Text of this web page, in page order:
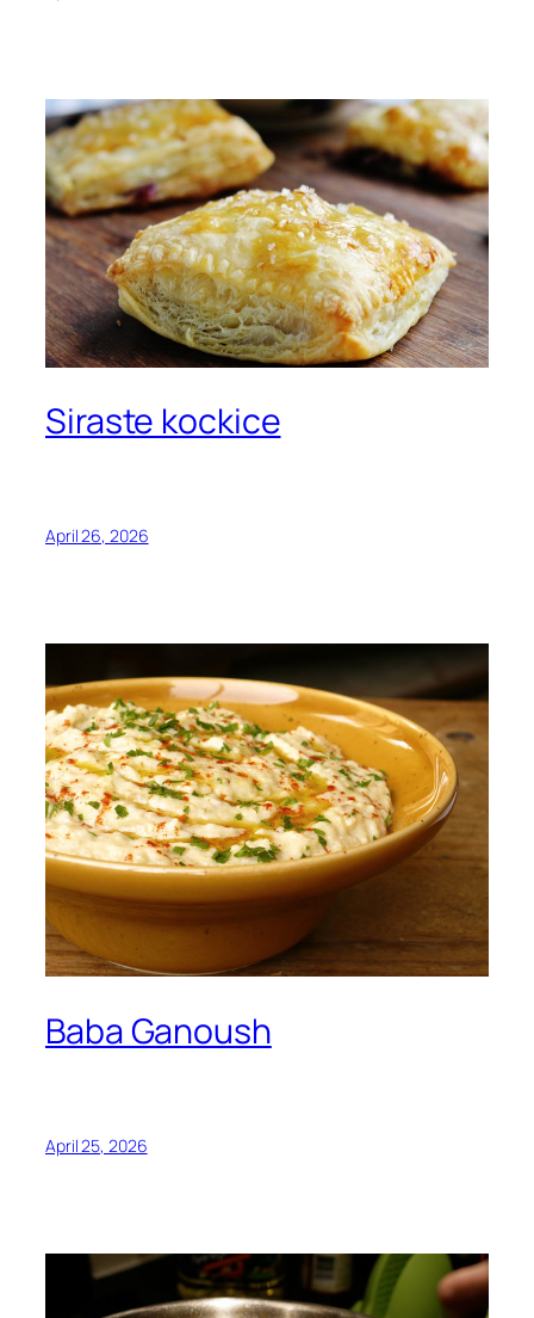
Siraste kockice
April 26, 2026
Baba Ganoush
April 25, 2026